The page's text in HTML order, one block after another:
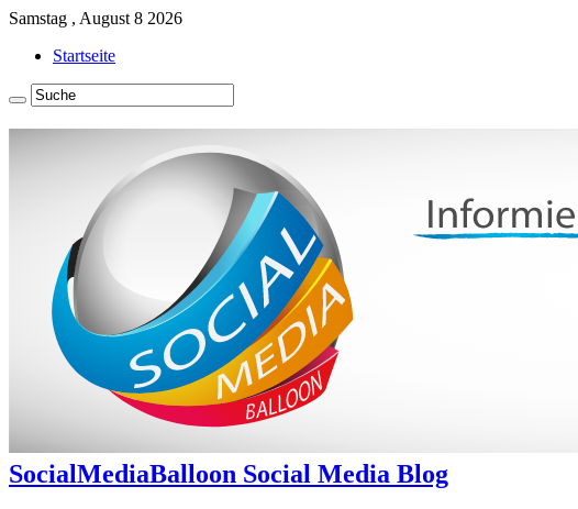
Samstag , August 8 2026
Startseite
SocialMediaBalloon Social Media Blog